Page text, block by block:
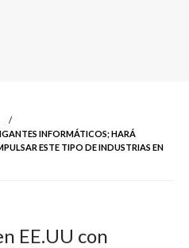
INFORMÁTICOS; HARÁ
ESTE TIPO DE INDUSTRIAS EN
EE.UU con